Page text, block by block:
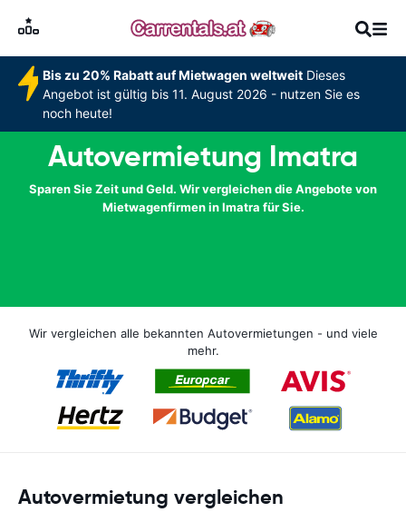
Bis zu 20% Rabatt auf Mietwagen weltweitDieses
Angebot ist gültig bis 11. August 2026 - nutzen Sie es
noch heute!
Autovermietung Imatra
Sparen Sie Zeit und Geld. Wir vergleichen die Angebote von
Mietwagenfirmen in Imatra für Sie.
Wir vergleichen alle bekannten Autovermietungen - und viele
mehr.
Autovermietung vergleichen